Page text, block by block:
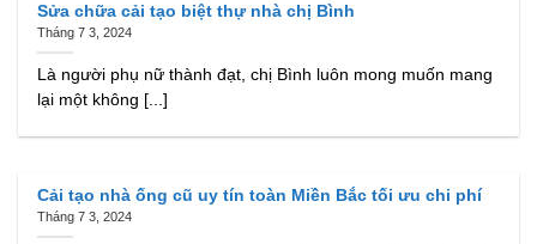
Sửa chữa cải tạo biệt thự nhà chị Bình
Tháng 7 3, 2024
Là người phụ nữ thành đạt, chị Bình luôn mong muốn mang
lại một không [...]
Cải tạo nhà ống cũ uy tín toàn Miền Bắc tối ưu chi phí
Tháng 7 3, 2024